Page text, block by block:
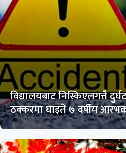
विद्यालयबाट निस्किएलगत्तै
ठक्करमा घाइते ७ वर्षीय